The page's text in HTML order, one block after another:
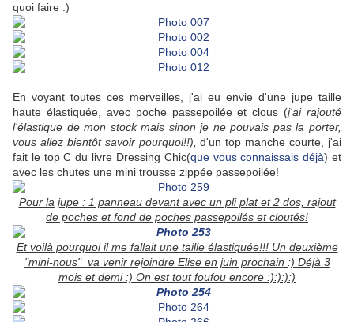
quoi faire :)
En voyant toutes ces merveilles, j'ai eu envie d'une jupe taille
haute élastiquée, avec poche passepoilée et clous (j'ai rajouté
l'élastique de mon stock mais sinon je ne pouvais pas la porter,
vous allez bientôt savoir pourquoi!!),d'un top manche courte, j'ai
fait le top C du livre Dressing Chic(que vous connaissais déjà) et
avec les chutes une mini trousse zippée passepoilée!
Pour la jupe : 1 panneau devant avec un pli plat et 2 dos, rajout
de poches et fond de poches passepoilés et cloutés!
Et voilà pourquoi il me fallait une taille élastiquée!!! Un deuxième
"mini-nous" va venir rejoindre Elise en juin prochain :) Déjà 3
mois et demi :) On est tout foufou encore :):):):)